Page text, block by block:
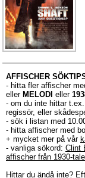
AFFISCHER
- hitta fler affischer
eller MELODI eller
- om du inte hittar
regissör, eller
- sök i listan med
- hitta affischer med
+ mycket mer på vår
- vanliga sökord: Clint
affischer från 1930-
Hittar du ändå inte?